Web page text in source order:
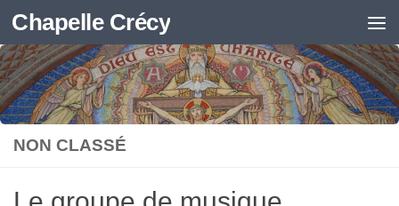
Skip to content
Chapelle Crécy
NON CLASSÉ